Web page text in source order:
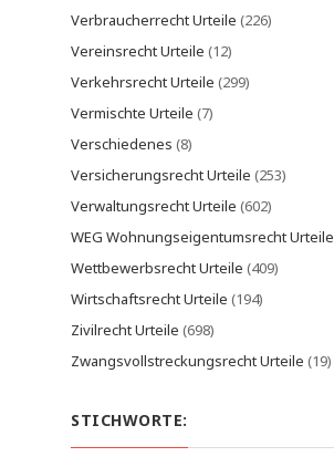
Verbraucherrecht Urteile (226)
Vereinsrecht Urteile (12)
Verkehrsrecht Urteile (299)
Vermischte Urteile (7)
Verschiedenes (8)
Versicherungsrecht Urteile (253)
Verwaltungsrecht Urteile (602)
WEG Wohnungseigentumsrecht Urteile
Wettbewerbsrecht Urteile (409)
Wirtschaftsrecht Urteile (194)
Zivilrecht Urteile (698)
Zwangsvollstreckungsrecht Urteile (19)
STICHWORTE: